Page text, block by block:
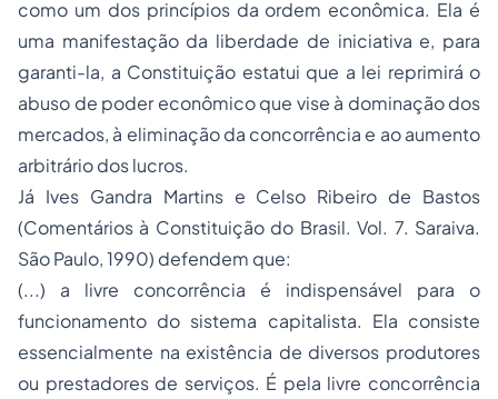
como um dos princípios da ordem econômica. Ela é
uma manifestação da liberdade de iniciativa e, para
garanti-la, a Constituição estatui que a lei reprimirá o
abuso de poder econômico que vise à dominação dos
mercados, à eliminação da concorrência e ao aumento
arbitrário dos lucros.
Já Ives Gandra Martins e Celso Ribeiro de Bastos
(Comentários à Constituição do Brasil. Vol. 7. Saraiva.
São Paulo, 1990) defendem que:
(...) a livre concorrência é indispensável para o
funcionamento do sistema capitalista. Ela consiste
essencialmente na existência de diversos produtores
ou prestadores de serviços. É pela livre concorrência